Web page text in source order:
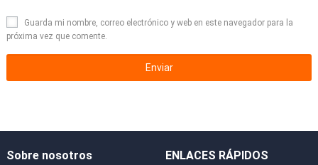
Guarda mi nombre, correo electrónico y web en este navegador para la
próxima vez que comente.
Sobre nosotros ENLACES RÁPIDOS